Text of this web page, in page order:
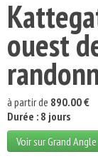
ouest
à partir de 890.00 €
Durée : 8 jours
Voir sur Grand Angle